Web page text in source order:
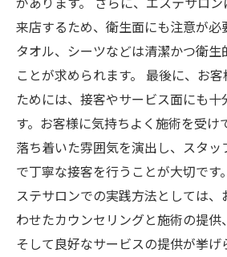
来店するため、衛生面にも注意が必
タオル、シーツなどは清潔かつ衛生
ことが求められます。 最後に、お
ためには、接客やサービス面にも十
す。お客様に気持ちよく施術を受け
落ち着いた雰囲気を演出し、スタ
で丁寧な接客を行うことが大切です
ステサロンでの実践方法としては、
わせたカウンセリングと施術の提供
そして良好なサービスの提供が挙げ